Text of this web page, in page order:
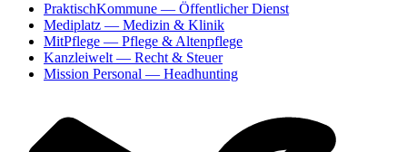
PraktischKommune — Öffentlicher Dienst
Mediplatz — Medizin & Klinik
MitPflege — Pflege & Altenpflege
Kanzleiwelt — Recht & Steuer
Mission Personal — Headhunting